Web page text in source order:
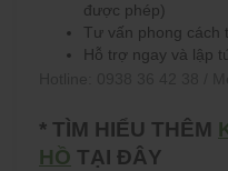
được phép)
Tư vấn phong cách
Hỗ trợ ngay và lập
* TÌM HIỂU THÊM
HỒ TẠI ĐÂY